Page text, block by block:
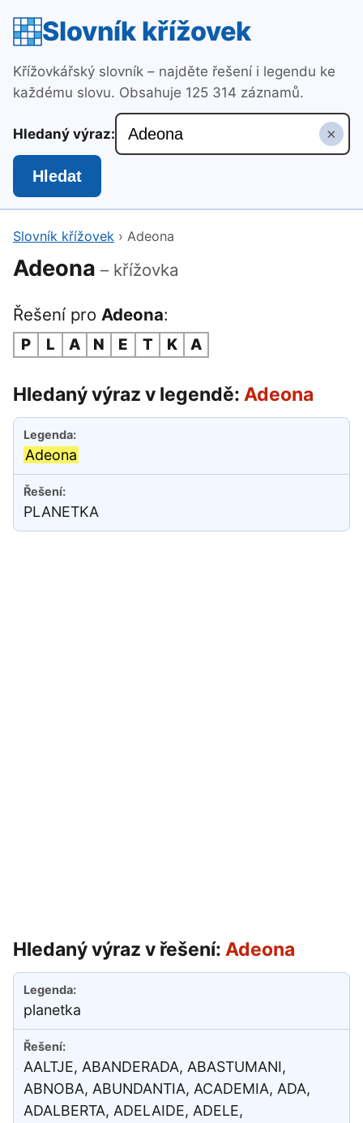
Slovník křížovek
Křížovkářský slovník – najděte řešení i legendu ke
každému slovu. Obsahuje 125 314 záznamů.
Hledaný výraz: ×
Hledat
Slovník křížovek › Adeona
Adeona – křížovka
Řešení pro Adeona:
P L A N E T K A
Hledaný výraz v legendě: Adeona
Adeona
PLANETKA
Hledaný výraz v řešení: Adeona
planetka
AALTJE, ABANDERADA, ABASTUMANI,
ABNOBA, ABUNDANTIA, ACADEMIA, ADA,
ADALBERTA, ADELAIDE, ADELE,